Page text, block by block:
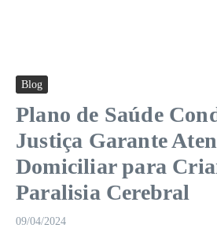
Blog
Plano de Saúde
Justiça Garante
Domiciliar para
Paralisia Cerebral
09/04/2024